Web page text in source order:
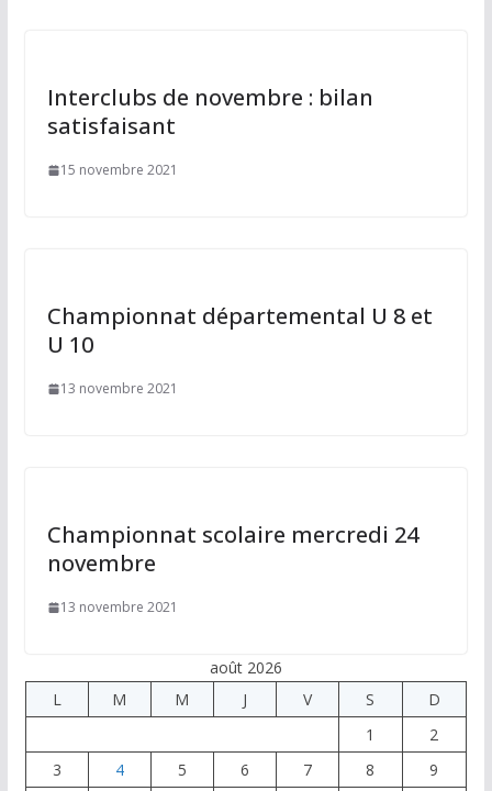
Interclubs de novembre : bilan
satisfaisant
15 novembre 2021
Championnat départemental U 8 et
U 10
13 novembre 2021
Championnat scolaire mercredi 24
novembre
13 novembre 2021
août 2026
L
M M J V S
D
1
2
3
4 5 6 7 8 9